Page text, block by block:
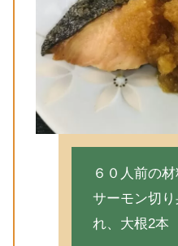
６０人前の
サーモン切
れ、大根2本